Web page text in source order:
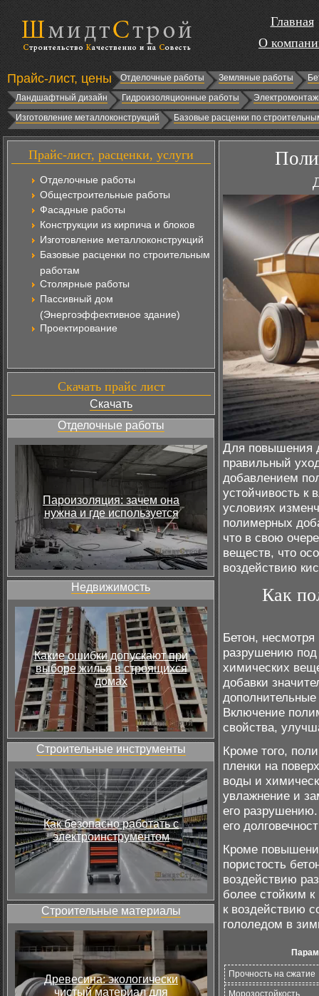
Главная
О
Прайс-лист, цены Отделочные работы Земляные работы
Ландшафтный дизайн
Гидроизоляционные работы
Изготовление металлоконструкций
Базовые расценки по
Прайс-лист, расценки, услуги
Отделочные работы
Общестроительные работы
Фасадные работы
Конструкции из кирпича и блоков
Изготовление металлоконструкций
Базовые расценки по строительным
работам
Столярные работы
Пассивный дом
(Энергоэффективное здание)
Проектирование
Скачать прайс лист
Скачать
Отделочные работы
Пароизоляция: зачем она
нужна и где используется
Недвижимость
Какие ошибки допускают при
выборе жилья в строящихся
домах
Строительные инструменты
Как безопасно работать с
электроинструментом
Строительные материалы
Древесина: экологически
чистый материал для
Для повышения
правильный
добавлением
устойчивость к
условиях
полимерных
что в свою
веществ, что
воздействию
Как
Бетон,
разрушению под
химических
добавки
Включение
свойства,
Кроме того,
пленки на
воды и
увлажнение и
его разрушению.
его
Кроме
пористость
воздействию
более стойким
к воздействию
гололедом в
Прочность на сжатие
Морозостойкость